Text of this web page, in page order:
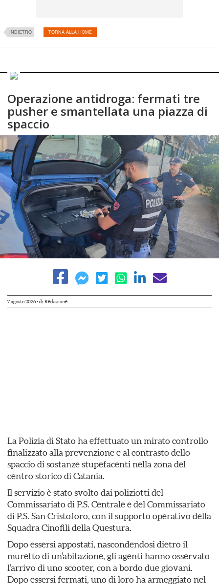
INDIETRO TORNA ALLA HOME
Operazione antidroga: fermati tre
pusher e smantellata una piazza di
spaccio
7 agosto 2026- di Redazione
La Polizia di Stato ha effettuato un mirato controllo
finalizzato alla prevenzione e al contrasto dello
spaccio di sostanze stupefacenti nella zona del
centro storico di Catania.
Il servizio è stato svolto dai poliziotti del
Commissariato di P.S. Centrale e del Commissariato
di P.S. San Cristoforo, con il supporto operativo della
Squadra Cinofili della Questura.
Dopo essersi appostati, nascondendosi dietro il
muretto di un’abitazione, gli agenti hanno osservato
l’arrivo di uno scooter, con a bordo due giovani.
Dopo essersi fermati, uno di loro ha armeggiato nel